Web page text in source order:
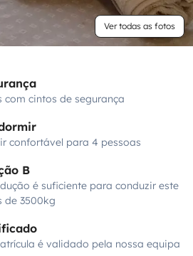
Ver todas as fotos
com cintos de segurança
confortável para 4 pessoas
B
é suficiente para conduzir este
de 3500kg
é validado pela nossa equipa